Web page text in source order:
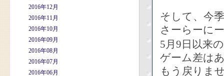
2016年12月
2016年11月
2016年10月
2016年09月
2016年08月
2016年07月
2016年06月
そして、今
さーらーに
5月9日以来の
ゲーム差は
もう戻りま